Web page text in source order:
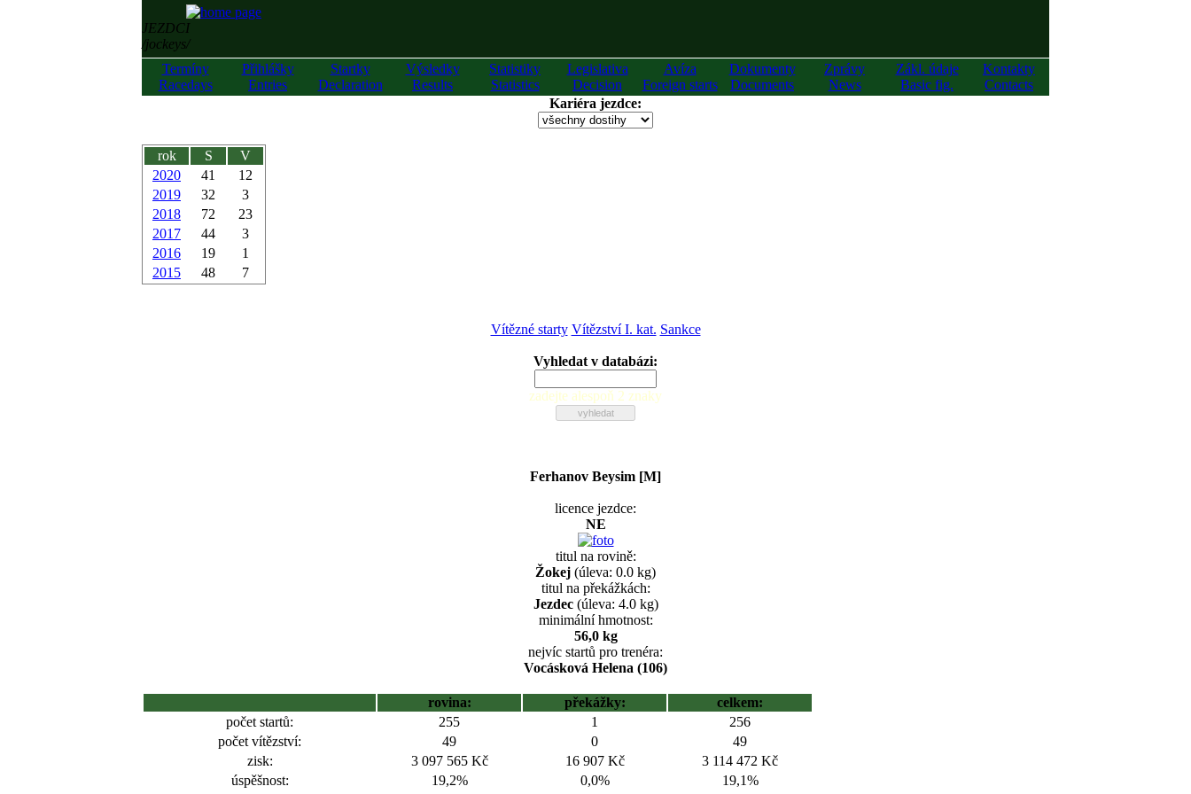
JEZDCI
/jockeys/
Termíny
Racedays
Přihlášky
Entries
Startky
Declaration
Výsledky
Results
Statistiky
Statistics
Legislativa
Decision
Avíza
Foreign starts
Dokumenty
Documents
Zprávy
News
Zákl. údaje
Basic fig.
Kontakty
Contacts
Kariéra jezdce:
rok S
V
2020
41
12
2019
32
3
2018
72
23
2017
44
3
2016
19
1
2015
48 7
Vítězné starty Vítězství I. kat. Sankce
Vyhledat v databázi:
zadejte alespoň 2 znaky
Ferhanov Beysim [M]
licence jezdce:
NE
titul na rovině:
Žokej (úleva: 0.0 kg)
titul na překážkách:
Jezdec(úleva: 4.0 kg)
minimální hmotnost:
56,0 kg
nejvíc startů pro trenéra:
Vocásková Helena (106)
rovina: překážky:
celkem:
počet startů:
255 1
256
počet vítězství:
49 0
49
zisk:
3 097 565 Kč 16 907 Kč
3 114 472 Kč
úspěšnost:
19,2% 0,0%
19,1%